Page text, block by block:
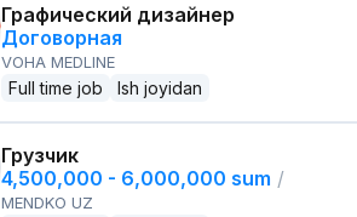
Графический дизайнер
Договорная
VOHA MEDLINE
Full time job Ish joyidan
Грузчик
4,500,000 - 6,000,000 sum /
MENDKO UZ